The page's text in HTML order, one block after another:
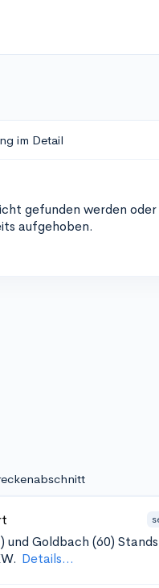
im Detail
gefunden werden oder
aufgehoben.
und Goldbach (60)
Details...